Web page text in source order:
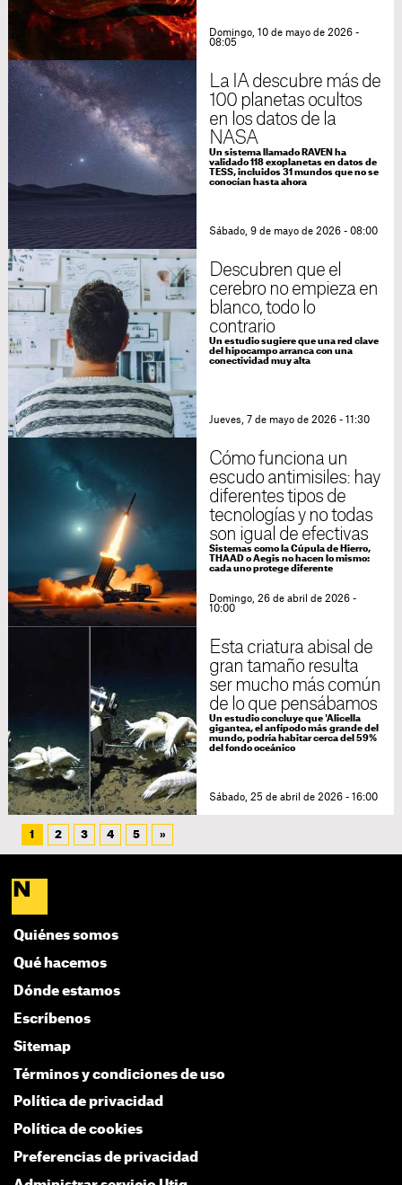
Domingo, 10 de mayo de 2026 -
08:05
La IA descubre más de
100 planetas ocultos
en los datos de la
NASA
Un sistema llamado RAVEN ha
validado 118 exoplanetas en datos de
TESS, incluidos 31 mundos que no se
conocían hasta ahora
Sábado, 9 de mayo de 2026 - 08:00
Descubren que el
cerebro no empieza en
blanco, todo lo
contrario
Un estudio sugiere que una red clave
del hipocampo arranca con una
conectividad muy alta
Jueves, 7 de mayo de 2026 - 11:30
Cómo funciona un
escudo antimisiles: hay
diferentes tipos de
tecnologías y no todas
son igual de efectivas
Sistemas como la Cúpula de Hierro,
THAAD o Aegis no hacen lo mismo:
cada uno protege diferente
Domingo, 26 de abril de 2026 -
10:00
Esta criatura abisal de
gran tamaño resulta
ser mucho más común
de lo que pensábamos
Un estudio concluye que 'Alicella
gigantea, el anfípodo más grande del
mundo, podría habitar cerca del 59%
del fondo oceánico
Sábado, 25 de abril de 2026 - 16:00
1 2 3 4 5 »
Quiénes somos
Qué hacemos
Dónde estamos
Escríbenos
Sitemap
Términos y condiciones de uso
Política de privacidad
Política de cookies
Preferencias de privacidad